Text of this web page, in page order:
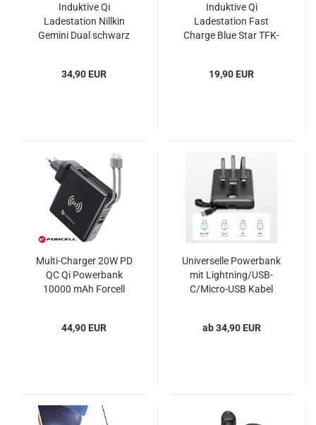
Induktive Qi
Ladestation Nillkin
Gemini Dual schwarz
34,90 EUR
Induktive Qi
Ladestation Fast
Charge Blue Star TFK-
19,90 EUR
Multi-Charger 20W PD
QC Qi Powerbank
10000 mAh Forcell
44,90 EUR
Universelle Powerbank
mit Lightning/USB-
C/Micro-USB Kabel
ab 34,90 EUR